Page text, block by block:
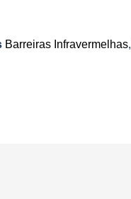
Barreiras Infravermelhas,